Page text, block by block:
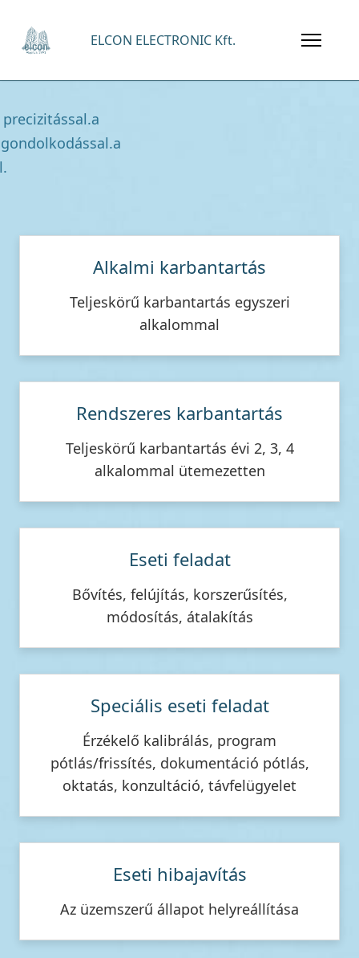
precizitással.a
a
Alkalmi karbantartás
Teljeskörű karbantartás egyszeri
alkalommal
Rendszeres karbantartás
Teljeskörű karbantartás évi 2, 3, 4
alkalommal ütemezetten
Eseti feladat
Bővítés, felújítás, korszerűsítés,
módosítás, átalakítás
Speciális eseti feladat
Érzékelő kalibrálás, program
pótlás/frissítés, dokumentáció pótlás,
oktatás, konzultáció, távfelügyelet
Eseti hibajavítás
Az üzemszerű állapot helyreállítása